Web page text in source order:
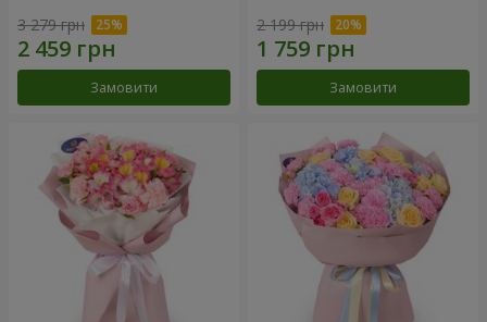
3 279 грн
Замовити
2 199 грн
Замовити